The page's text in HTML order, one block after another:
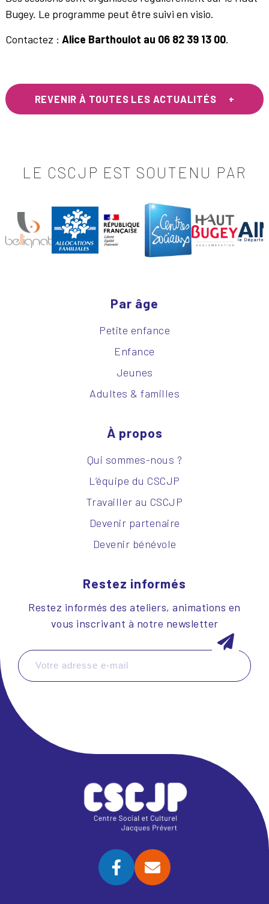
Bugey. Le programme peut être suivi en visio.
Contactez : Alice Barthoulot au 06 82 39 13 00.
REVENIR À TOUTES LES ACTUALITÉS
LE CSCJP EST SOUTENU PAR
Par âge
Petite enfance
Enfance
Jeunes
Adultes & familles
À propos
Qui sommes-nous ?
L’équipe du CSCJP
Travailler au CSCJP
Devenir partenaire
Devenir bénévole
Restez informés
Restez informés des ateliers, animations en
vous inscrivant à notre newsletter